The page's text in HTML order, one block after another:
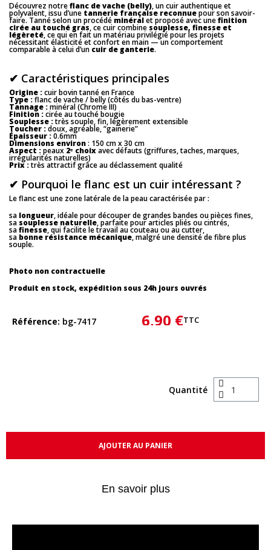
Découvrez notreflanc de vache (belly), un cuir authentique et
polyvalent, issu d’une tannerie française reconnuepour son savoir-
faire. Tanné selon un procédé minéralet proposé avec unefinition
cirée au touché gras, ce cuir combine souplesse, finesse et
légèreté, ce qui en fait un matériau privilégié pour les projets
nécessitant élasticité et confort en main — un comportement
comparable à celui d’un cuir de ganterie.
✔ Caractéristiques principales
Origine :cuir bovin tanné en France
Type :flanc de vache / belly (côtés du bas-ventre)
Tannage :minéral (Chrome III)
Finition :cirée au touché bougie
Souplesse :très souple, fin, légèrement extensible
Toucher :doux, agréable, “gainerie”
Épaisseur :0.6mm
Dimensions environ: 150 cm x 30 cm
Aspect :peaux 2ᵉ choixavec défauts (griffures, taches, marques,
irrégularités naturelles)
Prix :très attractif grâce au déclassement qualité
✔ Pourquoi le flanc est un cuir intéressant ?
Le flanc est une zone latérale de la peau caractérisée par :
sa longueur, idéale pour découper de grandes bandes ou pièces fines,
sa souplesse naturelle, parfaite pour articles pliés ou cintrés,
safinesse, qui facilite le travail au couteau ou au cutter,
sa bonne résistance mécanique, malgré une densité de fibre plus
souple.
Photo non contractuelle
Produit en stock, expédition sous 24h jours ouvrés
Référence bg-7417 6,90 €TTC
Quantité
AJOUTER AU PANIER
En savoir plus